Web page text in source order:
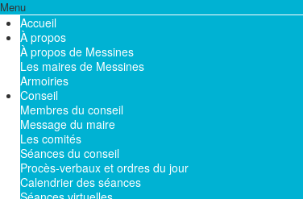
Menu
Accueil
À propos
À propos de Messines
Les maires de Messines
Armoiries
Conseil
Membres du conseil
Message du maire
Les comités
Séances du conseil
Procès-verbaux et ordres du jour
Calendrier des séances